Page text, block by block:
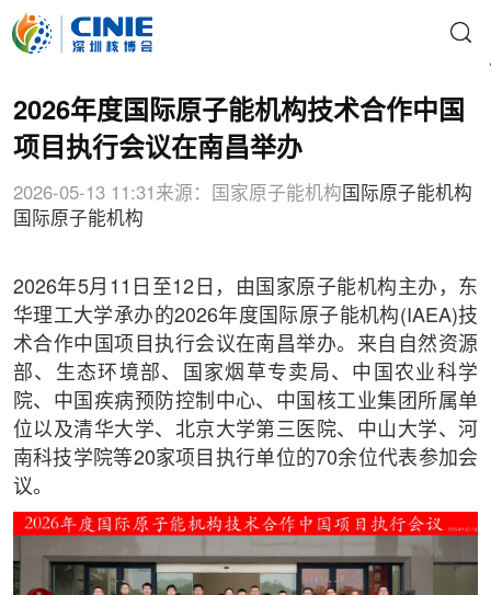
2026年度国际原子能机构技术合作中国
项目执行会议在南昌举办
2026-05-13 11:31 来源：国家原子能机构 国际原子能机构
国际原子能机构
2026年5月11日至12日，由国家原子能机构主办，东
华理工大学承办的2026年度国际原子能机构(IAEA)技
术合作中国项目执行会议在南昌举办。来自自然资源
部、生态环境部、国家烟草专卖局、中国农业科学
院、中国疾病预防控制中心、中国核工业集团所属单
位以及清华大学、北京大学第三医院、中山大学、河
南科技学院等20家项目执行单位的70余位代表参加会
议。